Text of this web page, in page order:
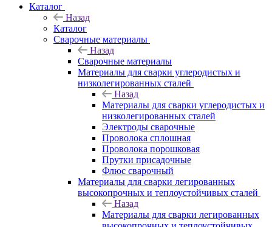
Каталог
Назад
Каталог
Сварочные материалы
Назад
Сварочные материалы
Материалы для сварки углеродистых и
низколегированных сталей
Назад
Материалы для сварки углеродистых и
низколегированных сталей
Электроды сварочные
Проволока сплошная
Проволока порошковая
Прутки присадочные
Флюс сварочный
Материалы для сварки легированных
высокопрочных и теплоустойчивых сталей
Назад
Материалы для сварки легированных